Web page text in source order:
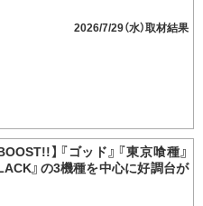
2026/7/29（水）
】『ゴッド』『東京喰種』
』の3機種を中心に好調台が